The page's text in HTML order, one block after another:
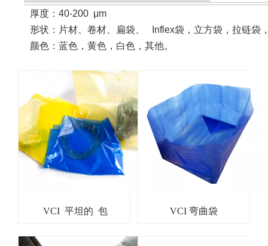
厚度：40-200 μm
形状 ： 片材、卷材、扁袋、 Inflex袋，立方袋，拉链袋
颜色：蓝色，黄色，白色，其他。
VCI 平坦的 包 VCI 弯曲袋